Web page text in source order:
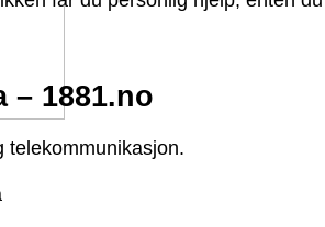
– 1881.no
telekommunikasjon.